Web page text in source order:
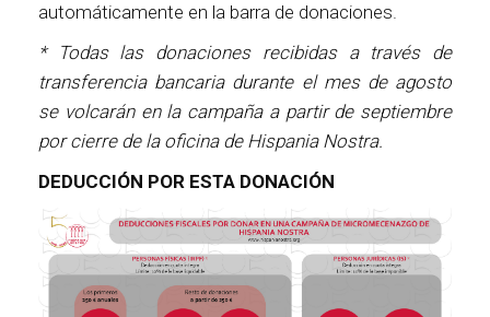
automáticamente en la barra de donaciones.
* Todas las donaciones recibidas a través de
transferencia bancaria durante el mes de agosto
se volcarán en la campaña a partir de septiembre
por cierre de la oficina de Hispania Nostra.
DEDUCCIÓN POR ESTA DONACIÓN